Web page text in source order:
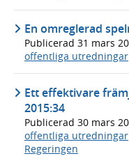
En omreglerad
Publicerad 31 mars
offentliga utredningar
Ett effektivare
2015:34
Publicerad 30 mars
offentliga utredningar
Regeringen